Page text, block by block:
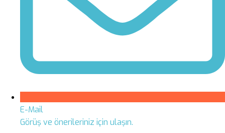
E-Mail
Görüş ve önerileriniz için ulaşın.